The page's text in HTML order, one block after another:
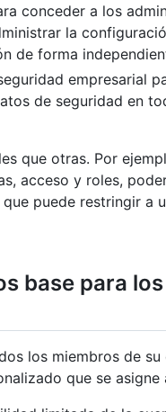
conceder a los
la
de forma
empresarial
de seguridad en
que otras. Por
acceso y roles,
puede restringir a
base para
los miembros de su
que se asigne